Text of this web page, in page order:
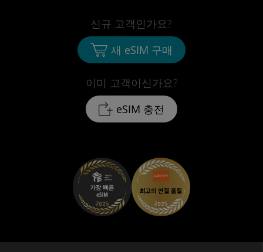
이미 고객이신가요?
eSIM 충전
신규 고객인가요?
새 eSIM 구매